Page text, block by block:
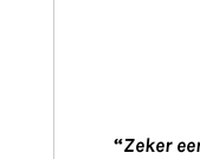
“Zeker